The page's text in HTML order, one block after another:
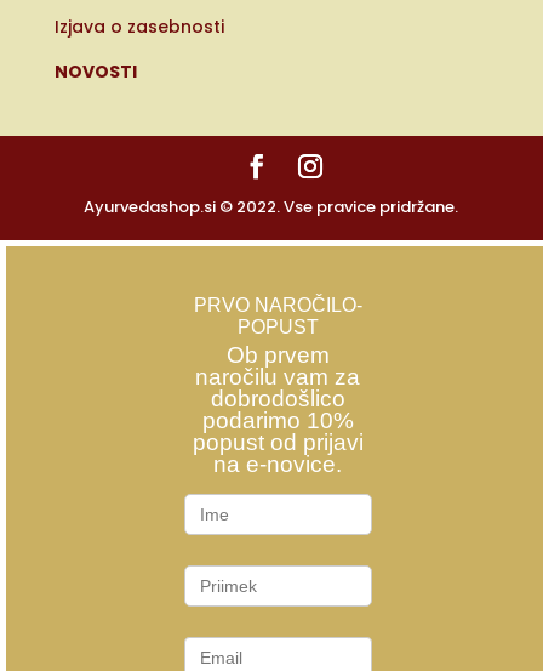
Izjava o zasebnosti
NOVOSTI
Ayurvedashop.si © 2022. Vse pravice pridržane.
PRVO NAROČILO-
POPUST
Ob prvem
naročilu vam za
dobrodošlico
podarimo 10%
popust od prijavi
na e-novice.